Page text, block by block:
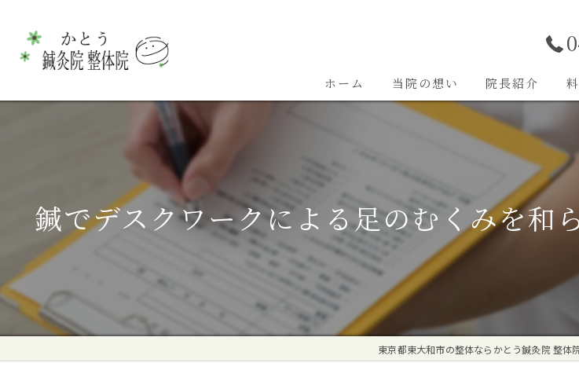
ホーム 当院の想い 院長紹介
鍼でデスクワークによる足のむくみを和
東京都東大和市の整体ならかとう鍼灸院 整体